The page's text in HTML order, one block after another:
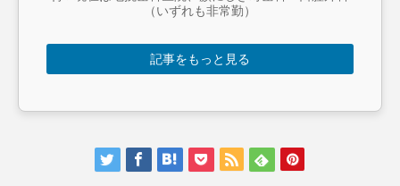
（いずれも非常勤）
記事をもっと見る